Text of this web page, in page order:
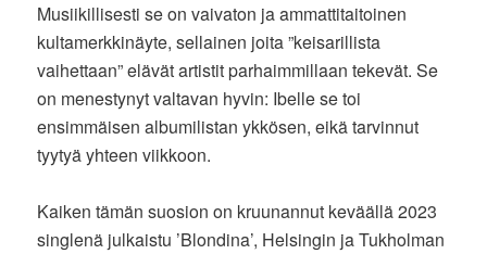
Musiikillisesti se on vaivaton ja ammattitaitoinen
kultamerkkinäyte, sellainen joita ”keisarillista
vaihettaan” elävät artistit parhaimmillaan tekevät. Se
on menestynyt valtavan hyvin: Ibelle se toi
ensimmäisen albumilistan ykkösen, eikä tarvinnut
tyytyä yhteen viikkoon.
Kaiken tämän suosion on kruunannut keväällä 2023
singlenä julkaistu ’Blondina’, Helsingin ja Tukholman